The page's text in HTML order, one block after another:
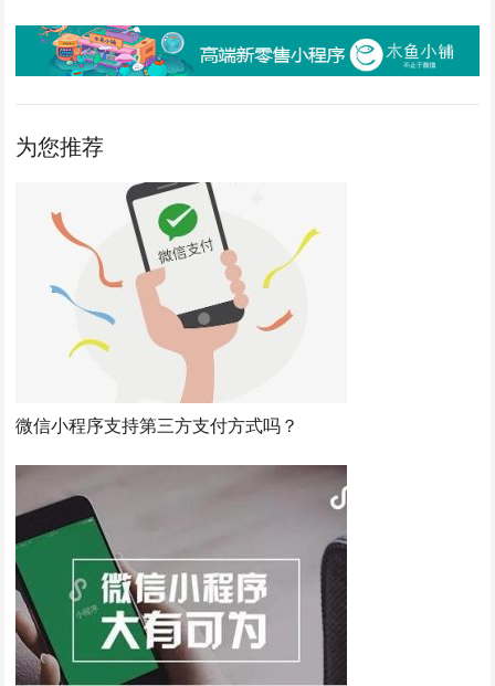
为您推荐
微信小程序支持第三方支付方式吗？